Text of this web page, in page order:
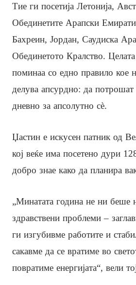
Тие ги посетија Летонија,
Обединетите Арапски
Бахреин, Јордан, Саудиска
Обединетото Кралство. Целата
поминаа со едно правило кое
делува апсурдно: да потрошат
дневно за апсолутно сè.
Џастин е искусен патник од
кој веќе има посетено дури
добро знае како да планира
„Минатата година не ни беше
здравствени проблеми –
ги изгубивме работите и
сакавме да се вратиме во
повратиме енергијата“, вели